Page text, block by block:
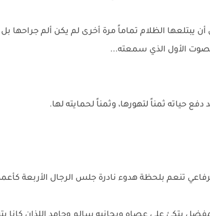
يبتلعها الظلام تماماً مرة أخرى لم يكن ألم جراحها
الأول الذي سمعته...
حياته ثمناً لتهورها، وثمناً لحمايته لها.
تنعم بلحظة هدوء نادرة جلس الرجال الأربعة